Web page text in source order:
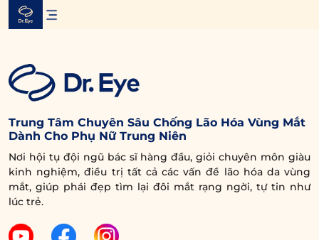
Skip
Trung Tâm Chuyên Sâu Chống Lão Hóa Vùng Mắt
Dành Cho Phụ Nữ Trung Niên
Nơi hội tụ đội ngũ bác sĩ hàng đầu, giỏi chuyên môn giàu
kinh nghiệm, điều trị tất cả các vấn đề lão hóa da vùng
mắt, giúp phái đẹp tìm lại đôi mắt rạng ngời, tự tin như
lúc trẻ.